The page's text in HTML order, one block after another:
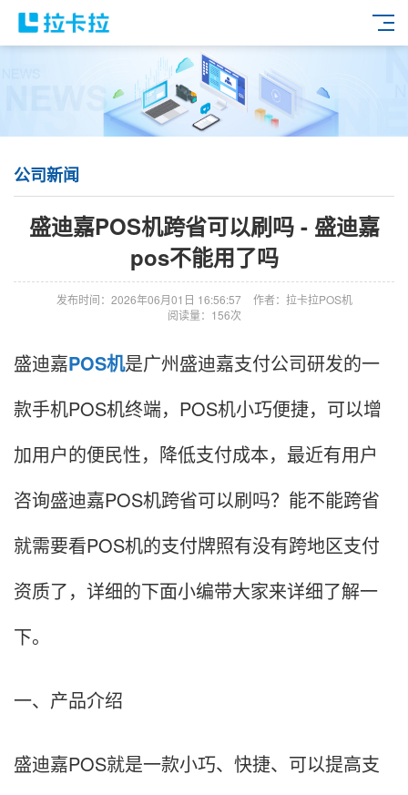
公司新闻
盛迪嘉POS机跨省可以刷吗 - 盛迪嘉
pos不能用了吗
发布时间：2026年06月01日 16:56:57
作者：拉卡拉POS机
阅读量：156次
盛迪嘉POS机是广州盛迪嘉支付公司研发的一
款手机POS机终端，POS机小巧便捷，可以增
加用户的便民性，降低支付成本，最近有用户
咨询盛迪嘉POS机跨省可以刷吗？能不能跨省
就需要看POS机的支付牌照有没有跨地区支付
资质了，详细的下面小编带大家来详细了解一
下。
一、产品介绍
盛迪嘉POS就是一款小巧、快捷、可以提高支